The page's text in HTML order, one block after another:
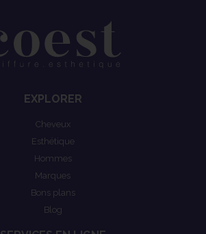
EXPLORER
Cheveux
Esthétique
Hommes
Marques
Bons plans
Blog